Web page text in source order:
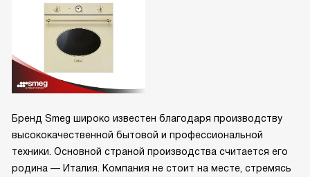
Бренд Smeg широко известен благодаря производству
высококачественной бытовой и профессиональной
техники. Основной страной производства считается его
родина — Италия. Компания не стоит на месте, стремясь